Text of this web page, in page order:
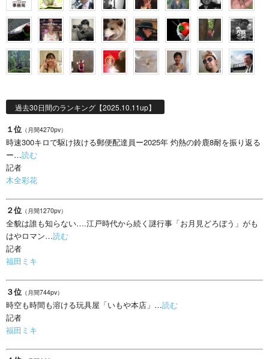
過去30日間のランキング【2025.10.11up】
１位 （月間4270pv）
時速300キロで駆け抜ける郵便配達員ー2025年 灼熱の鈴鹿8耐を振り返る
ー…読む
記者
木全彩花
２位 （月間1270pv）
全貌は誰も知らない….江戸時代から続く謎行事「お月見どろぼう」がも
はやロマン…読む
記者
福田ミキ
３位 （月間744pv）
時空も時間も溶ける玩具屋「いもや本店」…読む
記者
福田ミキ